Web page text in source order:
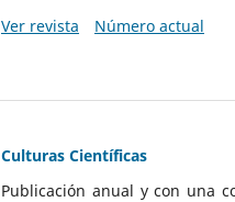
Ver revista
Número actual
Culturas Científicas
Publicación anual y con una